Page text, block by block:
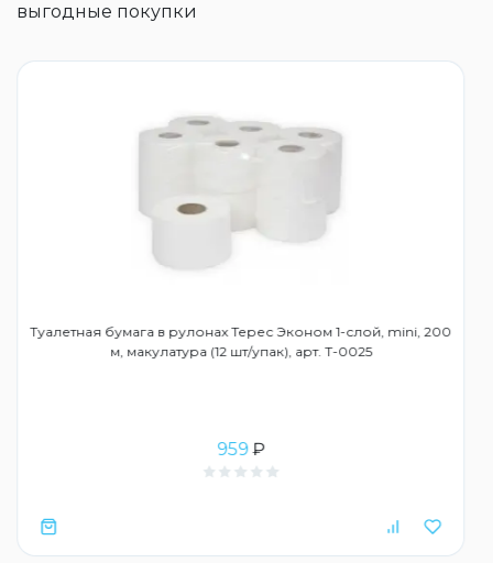
выгодные покупки
Туалетная бумага в рулонах Терес Эконом 1-слой, mini, 200
м, макулатура (12 шт/упак), арт. Т-0025
959₽